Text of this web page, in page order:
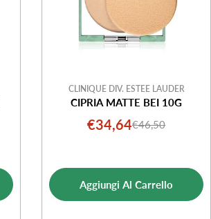
CLINIQUE DIV. ESTEE LAUDER
CIPRIA MATTE BEI 10G
Prezzo
vendita
€34,64Prezzo
€46,50
Aggiungi Al Carrello